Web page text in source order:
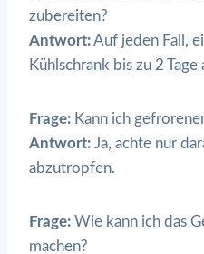
zubereiten?
Antwort:Auf jeden Fall,
Kühlschrank bis zu 2
Frage: Kann ich
Antwort: Ja, achte nur
abzutropfen.
Frage: Wie kann ich das
machen?